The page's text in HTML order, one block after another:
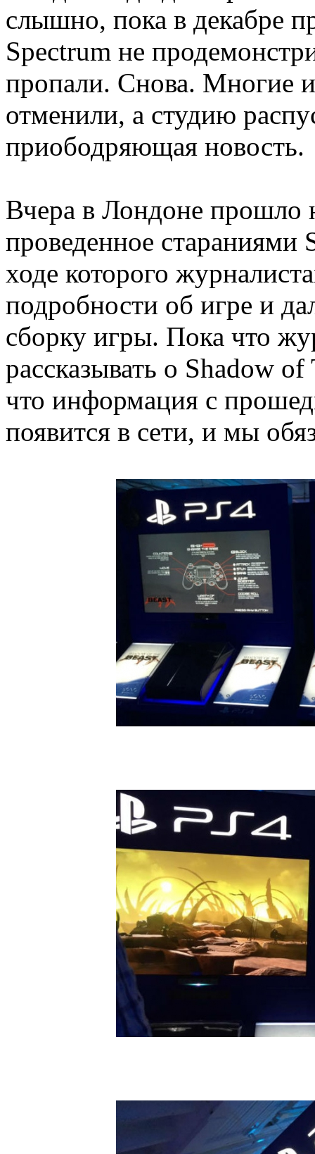
слышно, пока в декабре
Spectrum не
пропали. Снова. Многие
отменили, а студию
приободряющая новость.
Вчера в Лондоне прошло
проведенное стараниями
ходе которого
подробности об игре и
сборку игры. Пока что
рассказывать о Shadow
что информация с
появится в сети, и мы